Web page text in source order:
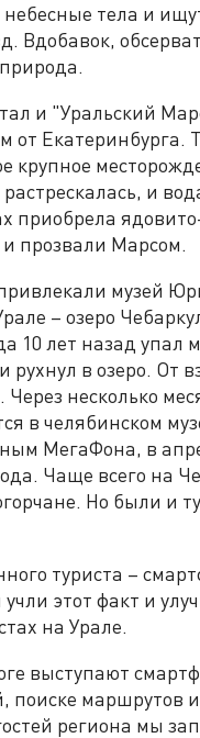
тела и
Вдобавок,
и "Уральский
от Екатеринбурга.
крупное
и
приобрела
и прозвали Марсом.
музей
– озеро
лет назад упал
рухнул в озеро. От
несколько
в челябинском
МегаФона, в
Чаще всего на
Но были и
туриста –
этот факт и
на Урале.
выступают
маршрутов
региона мы